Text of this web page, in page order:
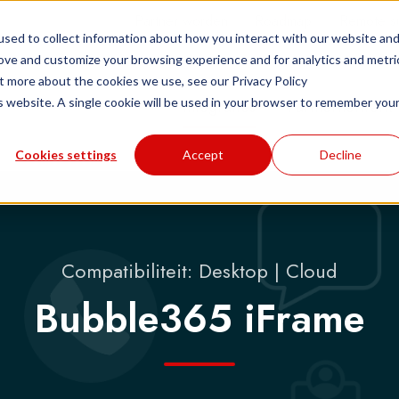
to collect information about how you interact with our website and
and customize your browsing experience and for analytics and
about the cookies we use, see our Privacy Policy
A single cookie will be used in your browser to remember your
Cookies settings Accept Decline
Integraties Partnernetwerk
Compatibiliteit: Desktop | Cloud
Bubble365 iFrame